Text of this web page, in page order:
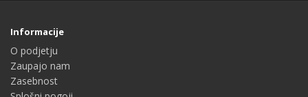
Informacije
O podjetju
Zaupajo nam
Zasebnost